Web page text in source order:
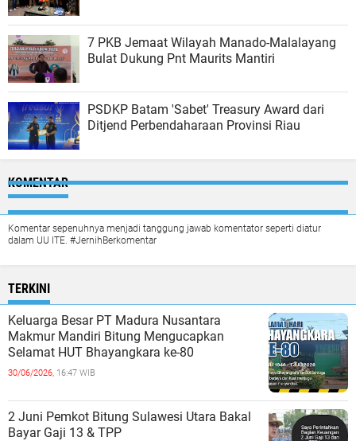
7 PKB Jemaat Wilayah Manado-Malalayang
Bulat Dukung Pnt Maurits Mantiri
PSDKP Batam 'Sabet' Treasury Award dari
Ditjend Perbendaharaan Provinsi Riau
KOMENTAR
Komentar sepenuhnya menjadi tanggung jawab komentator seperti diatur
dalam UU ITE. #JernihBerkomentar
TERKINI
Keluarga Besar PT Madura Nusantara
Makmur Mandiri Bitung Mengucapkan
Selamat HUT Bhayangkara ke-80
30/06/2026, 16:47 WIB
2 Juni Pemkot Bitung Sulawesi Utara Bakal
Bayar Gaji 13 & TPP